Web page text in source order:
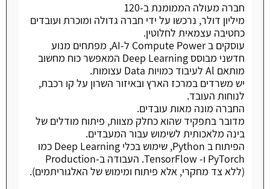
חברה מעולה הממומנת ב-120
מיליון דולר, נרכשו על ידי חברה גדולה ומוכרת ועובדים
כחטיבה עצמאית לחלוטין.
עוסקים ב Compute Power ל-AI, מפתחים מנוע
חדשני מבוסס Deep Learning המאפשר כוח מחשוב
מותאם Al לעיבוד כמויות Data עצומות.
יש משרדים במרכז הארץ ובאיזור השרון על קו רכבת,
לנוחות העובד.
החברה מונה מאות עובדים.
מדובר בתפקיד שהוא כחלק מצוות, פיתוח מודלים של
בינה מלאכותית לשימוש עבור המעבדים.
הפיתוח ב Python, שימוש בכלי Deep Learning כמו
PyTorch ו- TensorFlow. העבודה ב-Production
(ללא צד מחקרי, אלא פיתוח ומימוש של האלגוריתמים).